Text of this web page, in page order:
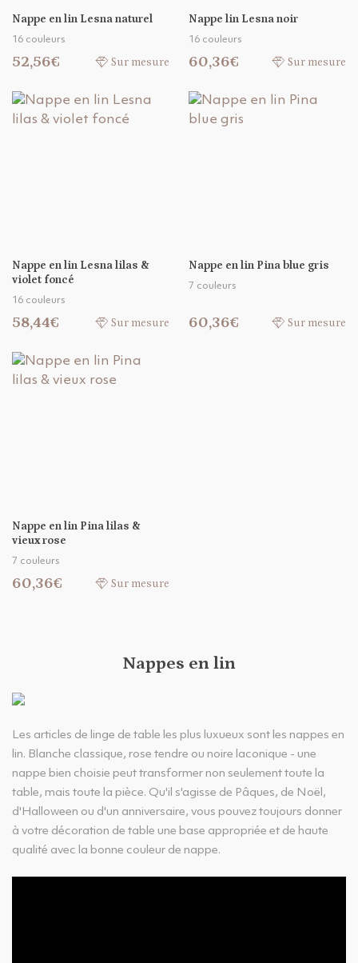
Nappe en lin Lesna naturel
16 couleurs
52,56€ Sur mesure
Nappe lin Lesna noir
16 couleurs
60,36€ Sur mesure
Nappe en lin Lesna lilas &
violet foncé
16 couleurs
58,44€ Sur mesure
Nappe en lin Pina blue gris
7 couleurs
60,36€ Sur mesure
Nappe en lin Pina lilas &
vieux rose
7 couleurs
60,36€ Sur mesure
Nappes en lin
Les articles de linge de table les plus luxueux sont les nappes en
lin. Blanche classique, rose tendre ou noire laconique - une
nappe bien choisie peut transformer non seulement toute la
table, mais toute la pièce. Qu'il s'agisse de Pâques, de Noël,
d'Halloween ou d'un anniversaire, vous pouvez toujours donner
à votre décoration de table une base appropriée et de haute
qualité avec la bonne couleur de nappe.